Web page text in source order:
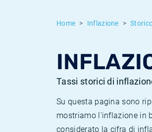
Home Inflazione
Tassi storici di
Su questa pagina sono
mostriamo l'inflazione in
considerato la cifra di
Inflazione Svizzera
Tassi di inflazione storici